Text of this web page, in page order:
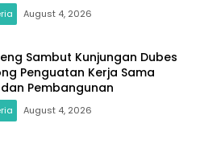
August 4, 2026
Sambut Kunjungan Dubes
Penguatan Kerja Sama
Pembangunan
August 4, 2026